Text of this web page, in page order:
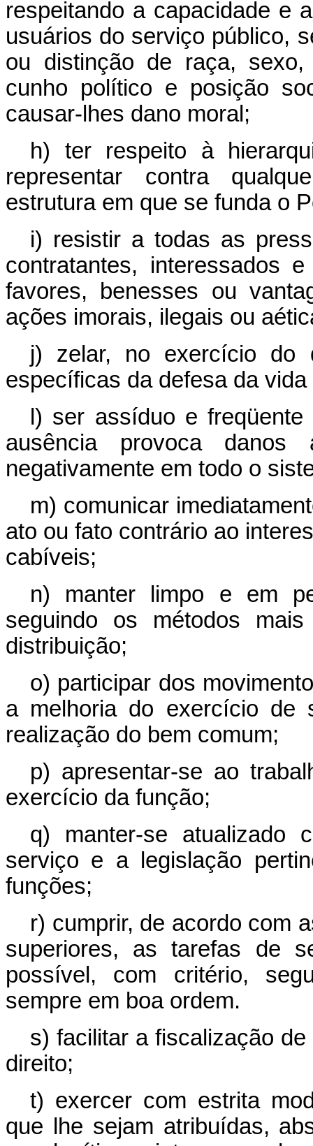
respeitando a capacidade e
usuários do serviço público,
ou distinção de raça, sexo,
cunho político e posição
causar-lhes dano moral;
h) ter respeito à
representar contra
estrutura em que se funda o
i) resistir a todas as
contratantes, interessados
favores, benesses ou
ações imorais, ilegais ou
j) zelar, no exercício do
específicas da defesa da
l) ser assíduo e
ausência provoca danos
negativamente em todo o
m) comunicar
ato ou fato contrário ao
cabíveis;
n) manter limpo e em
seguindo os métodos
distribuição;
o) participar dos
a melhoria do exercício de
realização do bem comum;
p) apresentar-se ao
exercício da função;
q) manter-se atualizado
serviço e a legislação
funções;
r) cumprir, de acordo com
superiores, as tarefas de
possível, com critério,
sempre em boa ordem.
s) facilitar a fiscalização
direito;
t) exercer com estrita
que lhe sejam atribuídas,